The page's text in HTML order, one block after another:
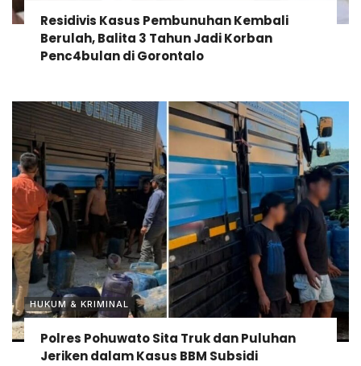
Residivis Kasus Pembunuhan Kembali
Berulah, Balita 3 Tahun Jadi Korban
Penc4bulan di Gorontalo
HUKUM & KRIMINAL
Polres Pohuwato Sita Truk dan Puluhan
Jeriken dalam Kasus BBM Subsidi